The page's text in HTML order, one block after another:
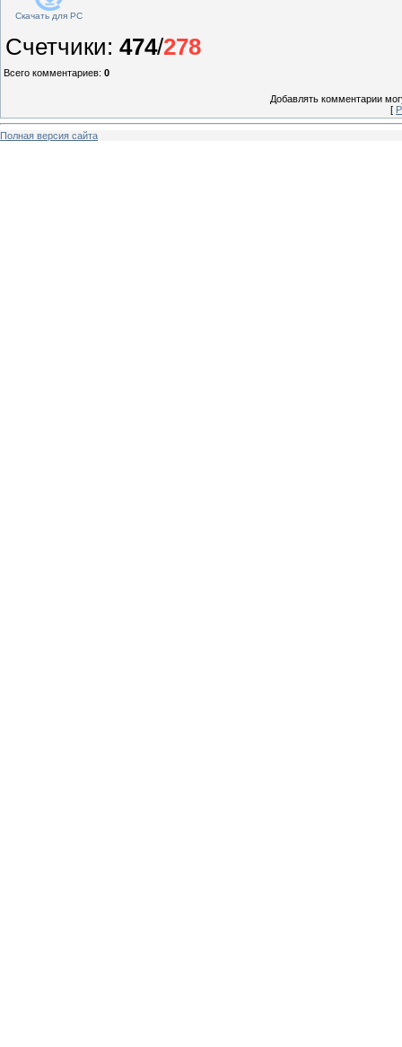
Скачать для PC
Счетчики: 474/278
Всего комментариев: 0
Добавлять комментарии
[
Полная версия сайта